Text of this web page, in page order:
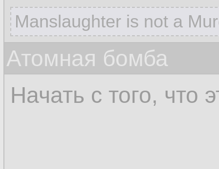
Manslaughter is not a
Атомная бомба
Начать с того, что